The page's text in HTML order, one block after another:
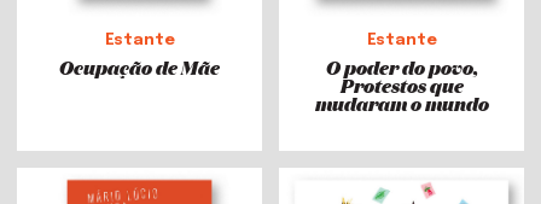
Estante
Ocupação de Mãe
Estante
O poder do povo,
Protestos que
mudaram o mundo